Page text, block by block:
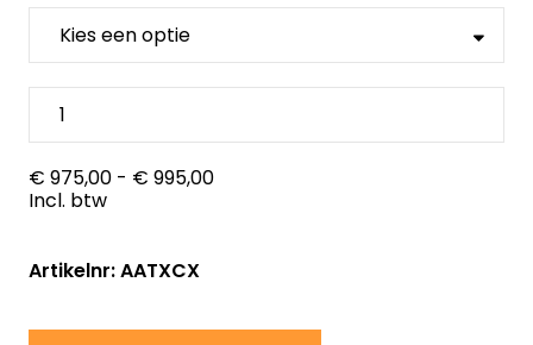
€ 975,00 - € 995,00
Incl. btw
Artikelnr: AATXCX